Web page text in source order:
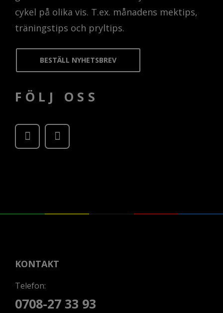
cykel på olika vis. T.ex. månadens mektips,
träningstips och pryltips.
BESTÄLL NYHETSBREV
FÖLJ OSS
KONTAKT
Telefon:
0708-27 33 93